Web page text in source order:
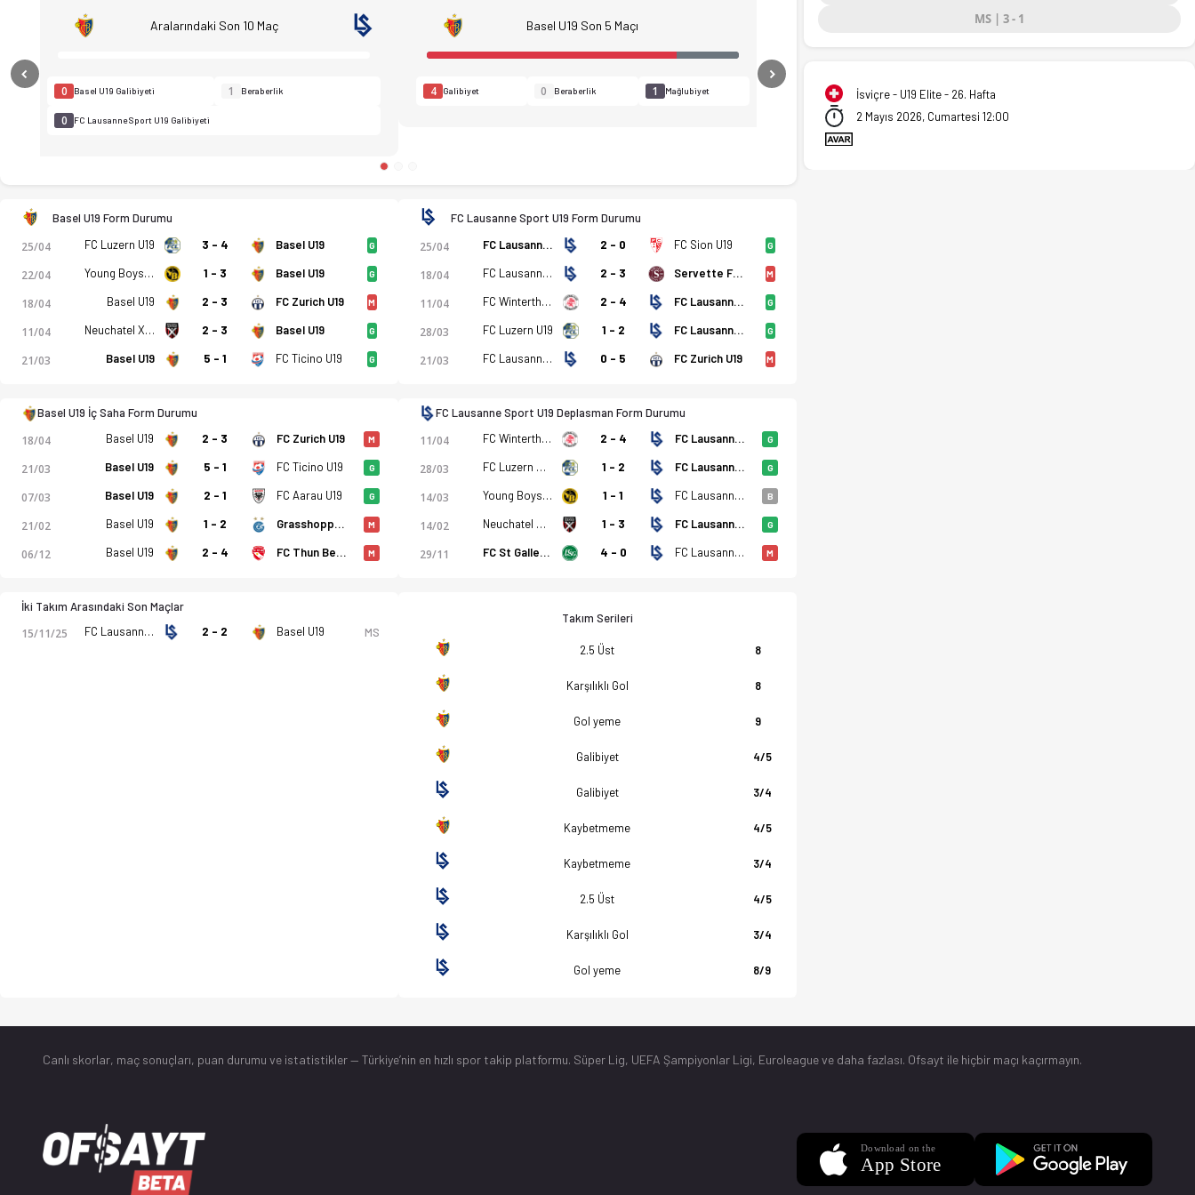
Aralarındaki Son 10 Maç
0 Basel U19 Galibiyeti 1 Beraberlik
0 FC Lausanne Sport U19 Galibiyeti
Basel U19 Son 5 Maçı
4 Galibiyet 0 Beraberlik 1 Mağlubiyet
Previous Next
Basel U19 Form Durumu
25/04 FC Luzern U19 3 - 4 Basel U19 G
22/04 Young Boys U19 1 - 3 Basel U19 G
18/04 Basel U19 2 - 3 FC Zurich U19 M
11/04 Neuchatel Xamax U19 2 - 3 Basel U19 G
21/03 Basel U19 5 - 1 FC Ticino U19 G
FC Lausanne Sport U19 Form Durumu
25/04 FC Lausanne Sport U19 2 - 0 FC Sion U19 G
18/04 FC Lausanne Sport U19 2 - 3 Servette FC U19 M
11/04 FC Winterthur U19 2 - 4 FC Lausanne Sport U19 G
28/03 FC Luzern U19 1 - 2 FC Lausanne Sport U19 G
21/03 FC Lausanne Sport U19 0 - 5 FC Zurich U19 M
Basel U19 İç Saha Form Durumu
18/04 Basel U19 2 - 3 FC Zurich U19 M
21/03 Basel U19 5 - 1 FC Ticino U19 G
07/03 Basel U19 2 - 1 FC Aarau U19 G
21/02 Basel U19 1 - 2 Grasshopper Club Zurich U19 M
06/12 Basel U19 2 - 4 FC Thun Berner Oberland U19 M
FC Lausanne Sport U19 Deplasman Form Durumu
11/04 FC Winterthur U19 2 - 4 FC Lausanne Sport U19 G
28/03 FC Luzern U19 1 - 2 FC Lausanne Sport U19 G
14/03 Young Boys U19 1 - 1 FC Lausanne Sport U19 B
14/02 Neuchatel Xamax U19 1 - 3 FC Lausanne Sport U19 G
29/11 FC St Gallen 1879 U19 4 - 0 FC Lausanne Sport U19 M
İki Takım Arasındaki Son Maçlar
15/11/25 FC Lausanne Sport U19 2 - 2 Basel U19 MS
Takım Serileri
2.5 Üst 8
Karşılıklı Gol 8
Gol yeme 9
Galibiyet 4/5
Galibiyet 3/4
Kaybetmeme 4/5
Kaybetmeme 3/4
2.5 Üst 4/5
Karşılıklı Gol 3/4
Gol yeme 8/9
MS | 3 - 1
İsviçre - U19 Elite - 26. Hafta
2 Mayıs 2026, Cumartesi 12:00
Canlı skorlar, maç sonuçları, puan durumu ve istatistikler — Türkiye’nin en hızlı spor takip platformu. Süper Lig, UEFA Şampiyonlar Ligi, Euroleague ve daha fazlası. Ofsayt ile hiçbir maçı kaçırmayın.